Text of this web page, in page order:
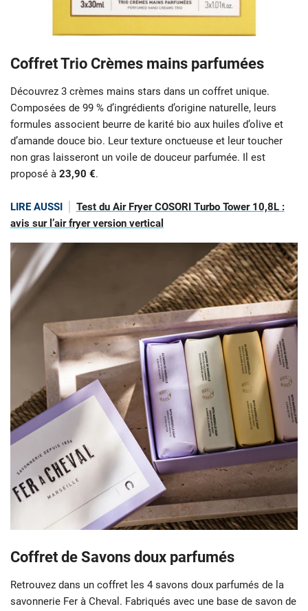
Coffret Trio Crèmes mains parfumées
Découvrez 3 crèmes mains stars dans un coffret unique.
Composées de 99 % d’ingrédients d’origine naturelle, leurs
formules associent beurre de karité bio aux huiles d’olive et
d’amande douce bio. Leur texture onctueuse et leur toucher
non gras laisseront un voile de douceur parfumée. Il est
proposé à 23,90 €.
LIRE AUSSI
Test du Air Fryer COSORI Turbo Tower 10,8L :
avis sur l’air fryer version vertical
Coffret de Savons doux parfumés
Retrouvez dans un coffret les 4 savons doux parfumés de la
savonnerie Fer à Cheval. Fabriqués avec une base de savon de